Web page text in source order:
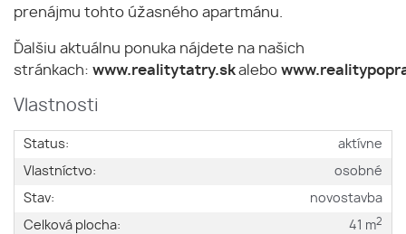
prenájmu tohto úžasného apartmánu.
Ďalšiu aktuálnu ponuka nájdete na našich
stránkach: www.realitytatry.skalebo
Vlastnosti
Status:
aktívne
Vlastníctvo:
osobné
Stav:
novostavba
Celková plocha:
41 m2